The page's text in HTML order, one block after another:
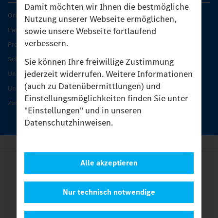
Damit möchten wir Ihnen die bestmögliche
Nutzung unserer Webseite ermöglichen,
sowie unsere Webseite fortlaufend
verbessern.
Sie können Ihre freiwillige Zustimmung
jederzeit widerrufen. Weitere Informationen
(auch zu Datenübermittlungen) und
Einstellungsmöglichkeiten finden Sie unter
"Einstellungen" und in unseren
Datenschutzhinweisen.
Nur technisch notwendige
Alle akzeptieren
Original-Teile
Partner finden
Produkt-Highlights
Schutz und Werterhalt
Unimog Serviceangebot
Unimog Servicetage
Zusatzleistungen
Anbieter
Rechtliche Hinweise
Kontakt
Cookies
Datenschutz